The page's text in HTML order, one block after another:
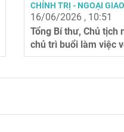
CHÍNH TRỊ - NGOẠI GIAO
16/06/2026 , 10:51
Tổng Bí thư, Chủ tịch
chủ trì buổi làm việc